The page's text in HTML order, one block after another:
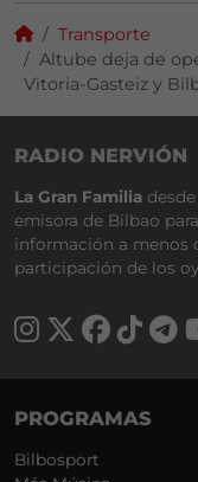
Transporte
Altube deja de
Vitoria-Gasteiz y
RADIO NERVIÓN
La Gran Familia
emisora de Bilbao
información a menos
participación de los
PROGRAMAS
Bilbosport